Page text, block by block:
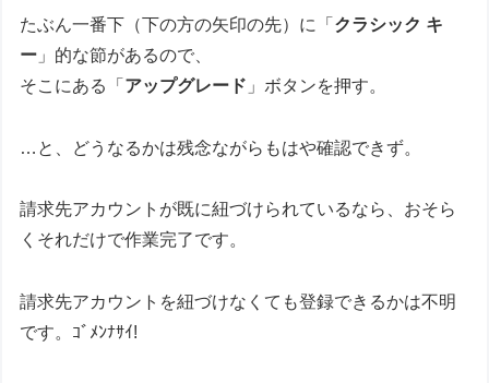
たぶん一番下（下の方の矢印の先）に「 クラシック キ
ー 」的な節があるので、
そこにある「 アップグレード 」ボタンを押す。
…と、どうなるかは残念ながらもはや確認できず。
請求先アカウントが既に紐づけられているなら、おそら
くそれだけで作業完了です。
請求先アカウントを紐づけなくても登録できるかは不明
です。ｺﾞﾒﾝﾅｻｲ!